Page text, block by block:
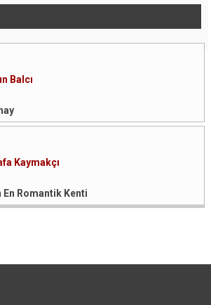
Balcı
Kaymakçı
En Romantik Kenti